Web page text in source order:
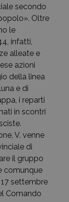
secondo
Oltre
le
infatti,
alleate e
azioni
della linea
e di
i reparti
in scontri
V. venne
di
il gruppo
comunque
settembre
Comando